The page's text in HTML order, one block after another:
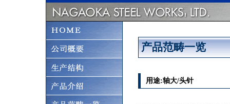
产品范畴一览
用途:轴大/头针